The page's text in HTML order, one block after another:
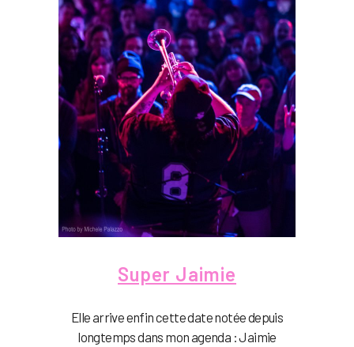
Super Jaimie
Elle arrive enfin cette date notée depuis
longtemps dans mon agenda : Jaimie